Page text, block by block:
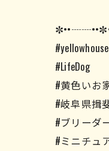
#LifeDog
#黄色いお
#岐阜県揖
#ブリーダ
#ミニチュ